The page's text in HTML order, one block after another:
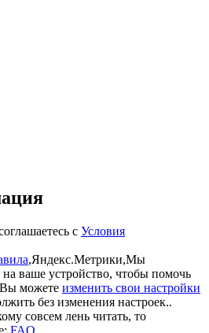
с Условия
,Яндекс.Метрики,Мы
на ваше устройство, чтобы помочь
Вы можете изменить свои настройки
без изменения настроек..
совсем лень читать, то